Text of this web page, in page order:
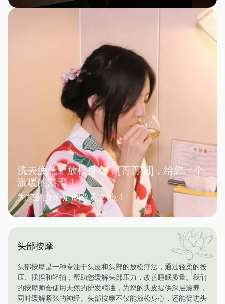
洗去疲惫，放松身心，[菁菁阁]，给您一个
温暖的港湾！
为您的身心定制尊贵之旅！
头部按摩
头部按摩是一种专注于头皮和头部的放松疗法，通过轻柔的按
压、揉捏和轻拍，帮助您缓解头部压力，改善睡眠质量。我们
的按摩师会使用天然的护发精油，为您的头皮提供深层滋养，
同时缓解紧张的神经。头部按摩不仅能放松身心，还能促进头